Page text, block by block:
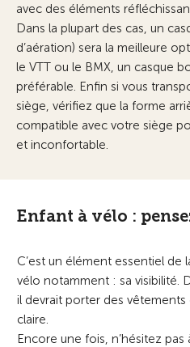
avec des éléments
Dans la plupart des cas, un
d’aération) sera la meilleure
le VTT ou le BMX, un casque
préférable. Enfin si vous
siège, vérifiez que la forme
compatible avec votre siège
et inconfortable.
Enfant à vélo :
C’est un élément essentiel de
vélo notamment : sa visibilité.
il devrait porter des
claire.
Encore une fois, n’hésitez